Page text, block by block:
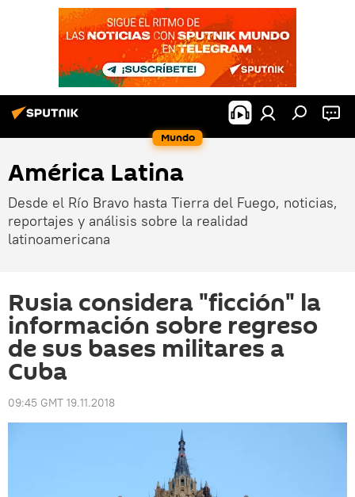
Mundo
América Latina
Desde el Río Bravo hasta Tierra del Fuego, noticias,
reportajes y análisis sobre la realidad
latinoamericana
Rusia considera "ficción" la
información sobre regreso
de sus bases militares a
Сuba
09:45 GMT 19.11.2018